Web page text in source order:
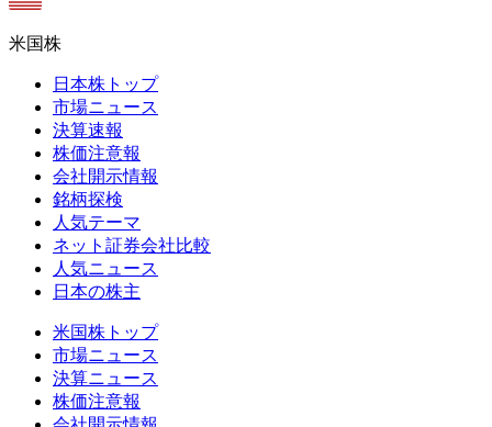
米国株
日本株トップ
市場ニュース
決算速報
株価注意報
会社開示情報
銘柄探検
人気テーマ
ネット証券会社比較
人気ニュース
日本の株主
米国株トップ
市場ニュース
決算ニュース
株価注意報